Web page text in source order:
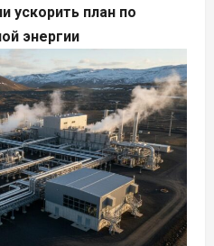
ускорить план по
энергии